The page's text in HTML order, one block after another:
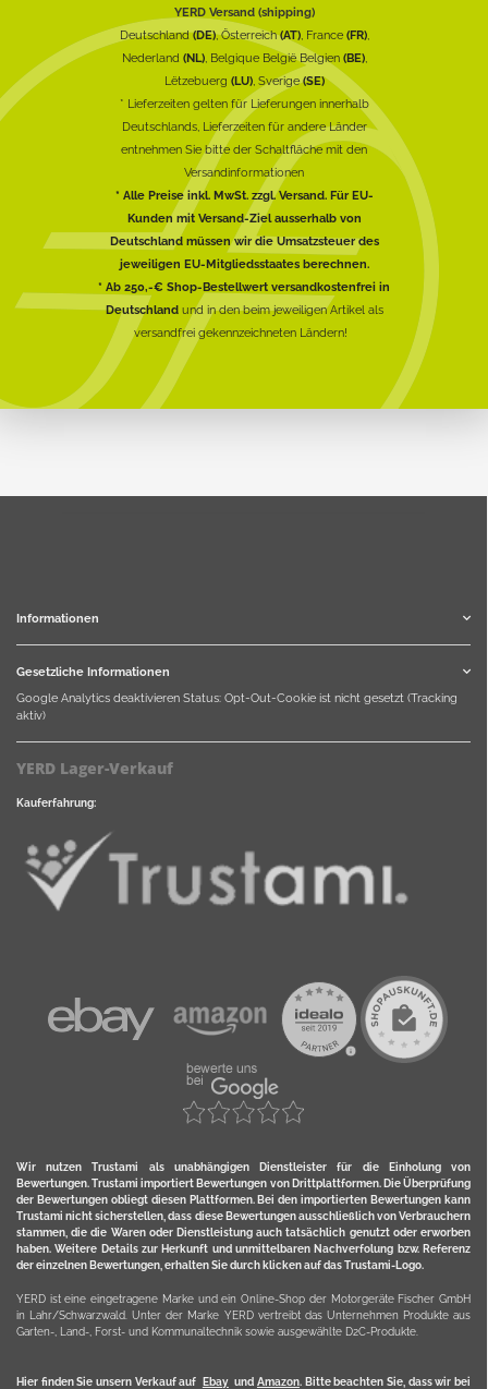
YERD Versand (shipping)
Deutschland(DE), Österreich(AT), France (FR),
Nederland (NL), Belgique België Belgien (BE),
Lëtzebuerg (LU), Sverige(SE)
* Lieferzeiten gelten für Lieferungen innerhalb
Deutschlands, Lieferzeiten für andere Länder
entnehmen Sie bitte der Schaltfläche mit den
Versandinformationen
* Alle Preise inkl. MwSt. zzgl. Versand. Für EU-
Kunden mit Versand-Ziel ausserhalb von
Deutschland müssen wir die Umsatzsteuer des
jeweiligen EU-Mitgliedsstaates berechnen.
* Ab 250,-€ Shop-Bestellwert versandkostenfrei in
Deutschlandund in den beim jeweiligen Artikel als
versandfrei gekennzeichneten Ländern!
Informationen
Gesetzliche Informationen
Google Analytics deaktivieren Status: Opt-Out-Cookie ist nicht gesetzt (Tracking
aktiv)
YERD Lager-Verkauf
Kauferfahrung:
Wir nutzen Trustami als unabhängigen Dienstleister für die Einholung von
Bewertungen. Trustami importiert Bewertungen von Drittplattformen. Die Überprüfung
der Bewertungen obliegt diesen Plattformen. Bei den importierten Bewertungen kann
Trustami nicht sicherstellen, dass diese Bewertungen ausschließlich von Verbrauchern
stammen, die die Waren oder Dienstleistung auch tatsächlich genutzt oder erworben
haben. Weitere Details zur Herkunft und unmittelbaren Nachverfolung bzw. Referenz
der einzelnen Bewertungen, erhalten Sie durch klicken auf das Trustami-Logo.
YERD ist eine eingetragene Marke und ein Online-Shop der Motorgeräte Fischer GmbH
in Lahr/Schwarzwald. Unter der Marke YERD vertreibt das Unternehmen Produkte aus
Garten-, Land-, Forst- und Kommunaltechnik sowie ausgewählte D2C-Produkte.
Hier finden Sie unsern Verkauf auf Ebayund Amazon. Bitte beachten Sie, dass wir bei